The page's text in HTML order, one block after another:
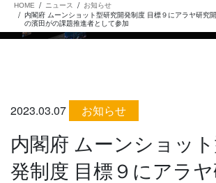
HOME ニュース
お知らせ
内閣府 ムーンショット型研究開発制度 目標９にアラヤ研究
の濱田がの課題推進者として参加
2023.03.07 お知らせ
内閣府 ムーンショッ
発制度 目標９にアラ